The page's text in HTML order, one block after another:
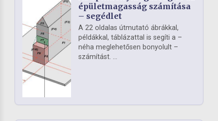
épületmagasság számítása
– segédlet
A 22 oldalas útmutató ábrákkal,
példákkal, táblázattal is segíti a –
néha meglehetősen bonyolult –
számítást. ...